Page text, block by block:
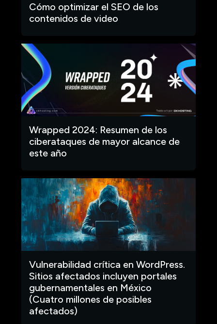
Cómo optimizar el SEO de los
contenidos de video
Wrapped 2024: Resumen de los
ciberataques de mayor alcance de
este año
Vulnerabilidad crítica en WordPress.
Sitios afectados incluyen portales
gubernamentales en México
(Cuatro millones de posibles
afectados)